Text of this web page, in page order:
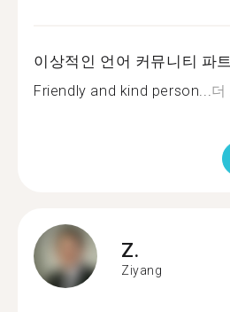
이상적인 언어 커뮤니티 파
Friendly and kind person...더
Z.
Ziyang